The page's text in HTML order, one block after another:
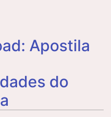
Apostila
do